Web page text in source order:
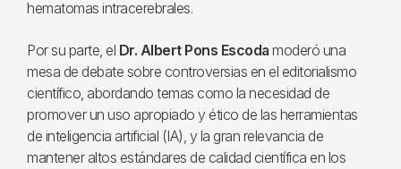
hematomas intracerebrales.
Por su parte, el Dr. Albert Pons Escoda moderó una
mesa de debate sobre controversias en el editorialismo
científico, abordando temas como la necesidad de
promover un uso apropiado y ético de las herramientas
de inteligencia artificial (IA), y la gran relevancia de
mantener altos estándares de calidad científica en los